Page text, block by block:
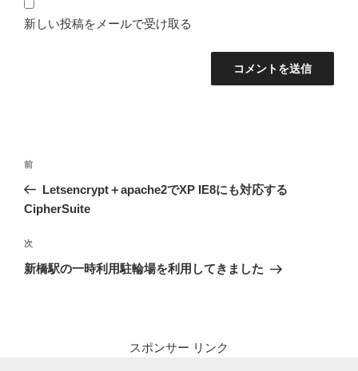
新しい投稿をメールで受け取る
投
ナ
ゲ
ー
前
の
投
前
Letsencrypt＋apache2でXP IE8にも対応する
CipherSuite
次
の
次
新橋駅の一時利用駐輪場を利用してきました
スポンサー リンク